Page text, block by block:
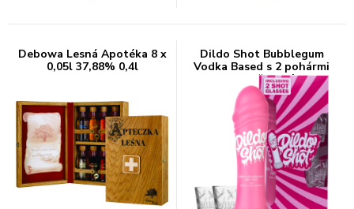
Debowa Lesná Apotéka 8 x
0,05l 37,88% 0,4l
Dildo Shot Bubblegum
Vodka Based s 2 pohármi
10% 0,7l (darčekové balenie
2 poháre)